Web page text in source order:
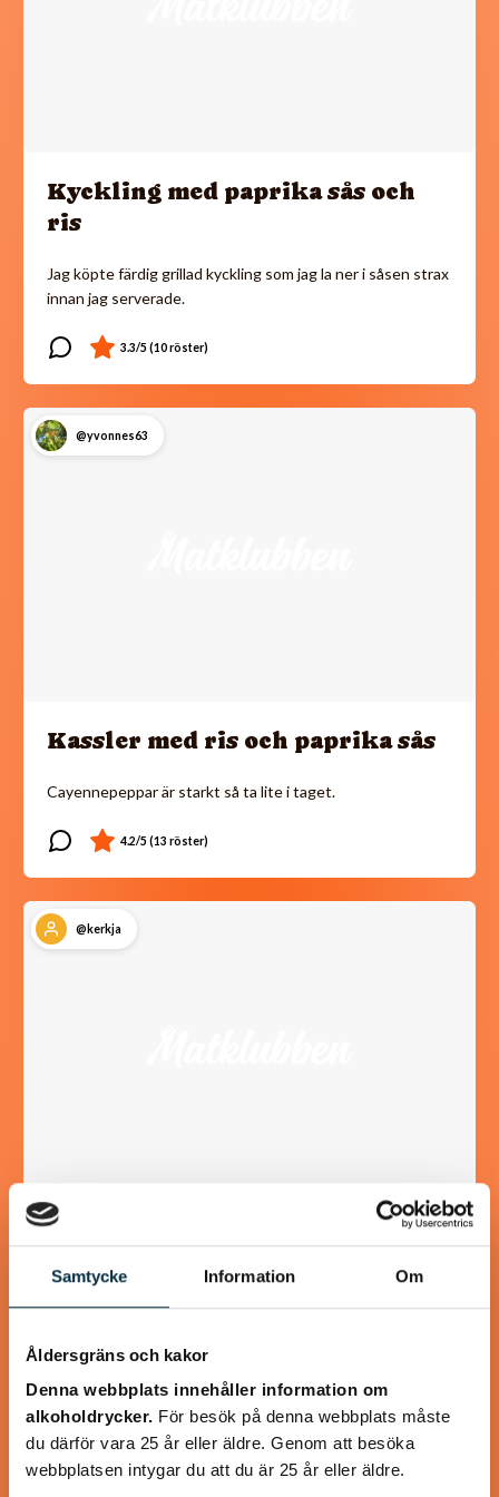
Samtycke Information Om
Åldersgräns och kakor
Denna webbplats innehåller information om
alkoholdrycker. För besök på denna webbplats måste
du därför vara 25 år eller äldre. Genom att besöka
webbplatsen intygar du att du är 25 år eller äldre.
Kyckling med paprika sås och
ris
Jag köpte färdig grillad kyckling som jag la ner i såsen strax
innan jag serverade.
@yvonnes63
Kassler med ris och paprika sås
Cayennepeppar är starkt så ta lite i taget.
@kerkja
LCHF Fläskpannkaka
För dig som älskar pannkaka men inte använder mjöl
@koppargrytan